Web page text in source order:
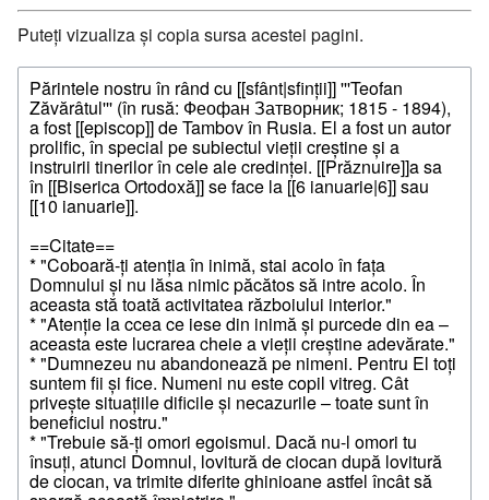
Puteți vizualiza și copia sursa acestei pagini.